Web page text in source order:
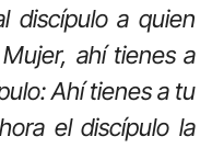
discípulo a quien
ahí tienes a
Ahí tienes a tu
el discípulo la